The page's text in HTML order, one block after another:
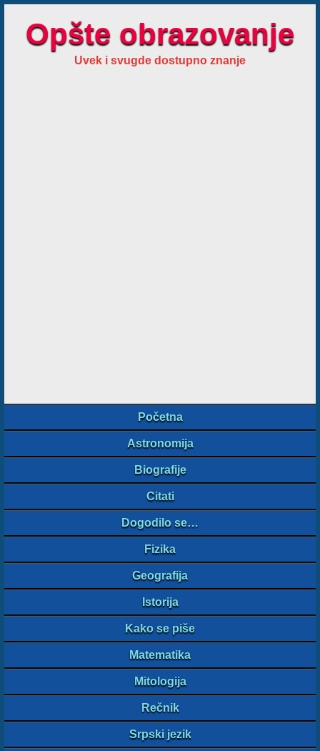
Opšte obrazovanje
Uvek i svugde dostupno znanje
Početna
Astronomija
Biografije
Citati
Dogodilo se…
Fizika
Geografija
Istorija
Kako se piše
Matematika
Mitologija
Rečnik
Srpski jezik